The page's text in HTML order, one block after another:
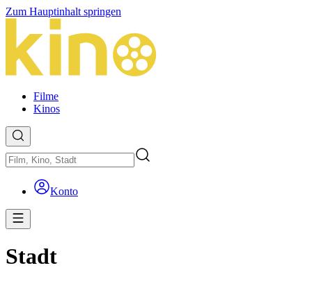
Zum Hauptinhalt springen
Filme
Kinos
Konto
Stadt